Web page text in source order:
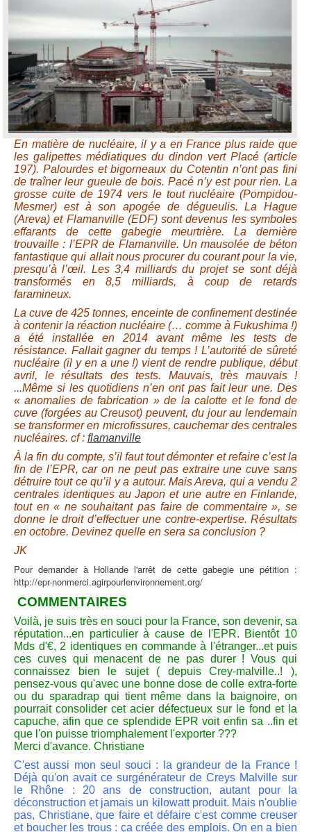
En matière de nucléaire, il y a en France plus raide que
les galipettes médiatiques du dindon vert Placé (article
197). Palourdes et bigorneaux du Cotentin n’ont pas fini
de traîner leur gueule de bois. Pacé n’y est pour rien. La
grosse cuite de 1974 vers le tout nucléaire (Pompidou-
Mesmer) est à son apogée de dégueulis. La Hague
(Areva) et Flamanville (EDF) sont devenus les symboles
effarants de cette gabegie meurtrière. La dernière
trouvaille : l’EPR de Flamanville. Un mausolée de béton
fantastique qui allait nous procurer du courant pour la vie,
presqu’à l’œil. Les 3,4 milliards du projet se sont déjà
transformés en 8,5 milliards, à coup de retards
faramineux.
La cuve de 425 tonnes, enceinte de confinement destinée
à contenir la réaction nucléaire (… comme à Fukushima !)
a été installée en 2014 avant même les tests de
résistance. Fallait gagner du temps ! L’autorité de sûreté
nucléaire (il y en a une !) vient de rendre publique, début
avril, le résultats des tests. Mauvais, très mauvais !
...Même si les quotidiens n’en ont pas fait leur une. Des
« anomalies de fabrication » de la calotte et le fond de
cuve (forgées au Creusot) peuvent, du jour au lendemain
se transformer en microfissures, cauchemar des centrales
nucléaires. cf : flamanville
À la fin du compte, s’il faut tout démonter et refaire c’est la
fin de l’EPR, car on ne peut pas extraire une cuve sans
détruire tout ce qu’il y a autour. Mais Areva, qui a vendu 2
centrales identiques au Japon et une autre en Finlande,
tout en « ne souhaitant pas faire de commentaire », se
donne le droit d’effectuer une contre-expertise. Résultats
en octobre. Devinez quelle en sera sa conclusion ?
JK
Pour demander à Hollande l'arrêt de cette gabegie une pétition :
http://epr-nonmerci.agirpourlenvironnement.org/
COMMENTAIRES
Voilà, je suis très en souci pour la France, son devenir, sa
réputation...en particulier à cause de l'EPR. Bientôt 10
Mds d'€, 2 identiques en commande à l'étranger...et puis
ces cuves qui menacent de ne pas durer ! Vous qui
connaissez bien le sujet ( depuis Crey-malville..! ),
pensez-vous qu'avec une bonne dose de colle extra-forte
ou du sparadrap qui tient même dans la baignoire, on
pourrait consolider cet acier défectueux sur le fond et la
capuche, afin que ce splendide EPR voit enfin sa ..fin et
que l'on puisse triomphalement l'exporter ???
Merci d'avance. Christiane
C'est aussi mon seul souci : la grandeur de la France !
Déjà qu'on avait ce surgénérateur de Creys Malville sur
le Rhône : 20 ans de construction, autant pour la
déconstruction et jamais un kilowatt produit. Mais n'oublie
pas, Christiane, que faire et défaire c'est comme creuser
et boucher les trous : ça créée des emplois. On en a bien